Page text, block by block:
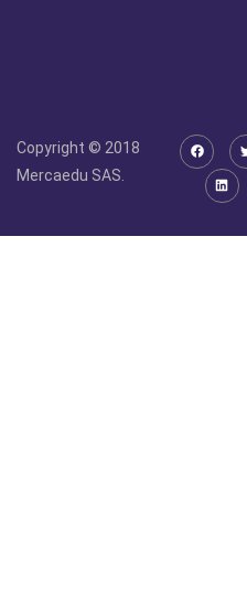
Copyright © 2018
Mercaedu SAS.